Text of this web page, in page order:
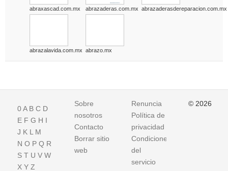
abraxascad.com.mx abrazaderas.com.mx abrazaderasdereparacion.com.mx
abrazalavida.com.mx abrazo.mx
0A B C D
E F G H I
J K L M
N O P Q R
S T U V W
X Y Z
Sobre
nosotros
Contacto
Borrar sitio
web
Renuncia
Política de
privacidad
Condiciones
del
servicio
© 2026